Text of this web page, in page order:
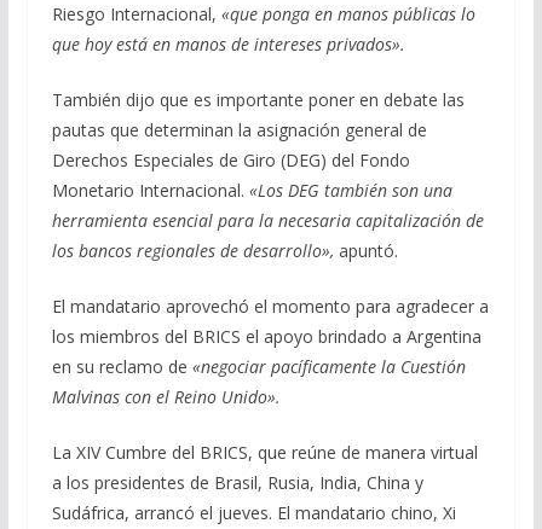
Riesgo Internacional, «que ponga en manos públicas lo
que hoy está en manos de intereses privados».
También dijo que es importante poner en debate las
pautas que determinan la asignación general de
Derechos Especiales de Giro (DEG) del Fondo
Monetario Internacional. «Los DEG también son una
herramienta esencial para la necesaria capitalización de
los bancos regionales de desarrollo», apuntó.
El mandatario aprovechó el momento para agradecer a
los miembros del BRICS el apoyo brindado a Argentina
en su reclamo de «negociar pacíficamente la Cuestión
Malvinas con el Reino Unido».
La XIV Cumbre del BRICS, que reúne de manera virtual
a los presidentes de Brasil, Rusia, India, China y
Sudáfrica, arrancó el jueves. El mandatario chino, Xi